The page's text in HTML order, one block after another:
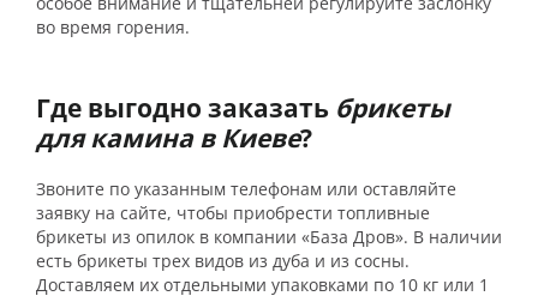
во время горения.
Где выгодно заказать брикеты
для камина в Киеве?
Звоните по указанным телефонам или оставляйте
заявку на сайте, чтобы приобрести топливные
брикеты из опилок в компании «База Дров». В наличии
есть брикеты трех видов из дуба и из сосны.
Доставляем их отдельными упаковками по 10 кг или 1